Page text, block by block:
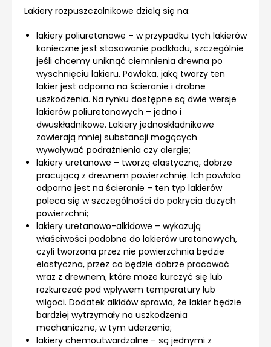
Lakiery rozpuszczalnikowe dzielą się na:
lakiery poliuretanowe – w przypadku tych lakierów
konieczne jest stosowanie podkładu, szczególnie
jeśli chcemy uniknąć ciemnienia drewna po
wyschnięciu lakieru. Powłoka, jaką tworzy ten
lakier jest odporna na ścieranie i drobne
uszkodzenia. Na rynku dostępne są dwie wersje
lakierów poliuretanowych – jedno i
dwuskładnikowe. Lakiery jednoskładnikowe
zawierają mniej substancji mogących
wywoływać podrażnienia czy alergie;
lakiery uretanowe – tworzą elastyczną, dobrze
pracującą z drewnem powierzchnię. Ich powłoka
odporna jest na ścieranie – ten typ lakierów
poleca się w szczególności do pokrycia dużych
powierzchni;
lakiery uretanowo-alkidowe – wykazują
właściwości podobne do lakierów uretanowych,
czyli tworzona przez nie powierzchnia będzie
elastyczna, przez co będzie dobrze pracować
wraz z drewnem, które może kurczyć się lub
rozkurczać pod wpływem temperatury lub
wilgoci. Dodatek alkidów sprawia, że lakier będzie
bardziej wytrzymały na uszkodzenia
mechaniczne, w tym uderzenia;
lakiery chemoutwardzalne – są jednymi z